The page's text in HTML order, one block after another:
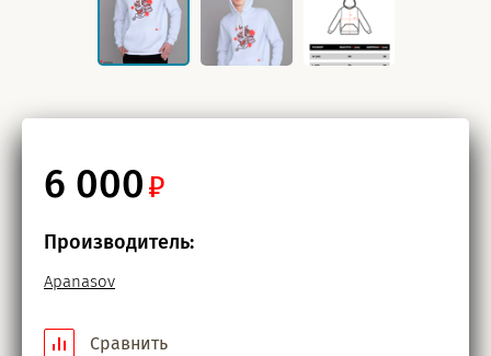
6 000
Производитель:
Apanasov
Сравнить